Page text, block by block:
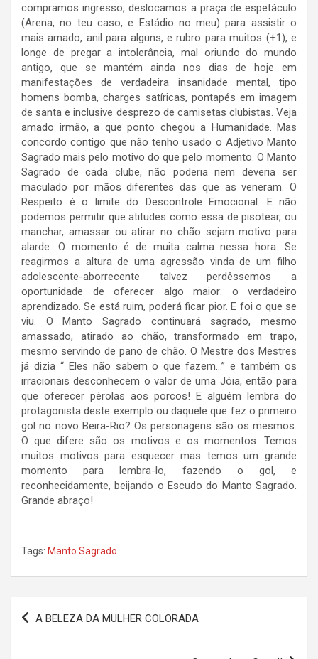
compramos ingresso, deslocamos a praça de espetáculo
(Arena, no teu caso, e Estádio no meu) para assistir o
mais amado, anil para alguns, e rubro para muitos (+1), e
longe de pregar a intolerância, mal oriundo do mundo
antigo, que se mantém ainda nos dias de hoje em
manifestações de verdadeira insanidade mental, tipo
homens bomba, charges satíricas, pontapés em imagem
de santa e inclusive desprezo de camisetas clubistas. Veja
amado irmão, a que ponto chegou a Humanidade. Mas
concordo contigo que não tenho usado o Adjetivo Manto
Sagrado mais pelo motivo do que pelo momento. O Manto
Sagrado de cada clube, não poderia nem deveria ser
maculado por mãos diferentes das que as veneram. O
Respeito é o limite do Descontrole Emocional. E não
podemos permitir que atitudes como essa de pisotear, ou
manchar, amassar ou atirar no chão sejam motivo para
alarde. O momento é de muita calma nessa hora. Se
reagirmos a altura de uma agressão vinda de um filho
adolescente-aborrecente talvez perdêssemos a
oportunidade de oferecer algo maior: o verdadeiro
aprendizado. Se está ruim, poderá ficar pior. E foi o que se
viu. O Manto Sagrado continuará sagrado, mesmo
amassado, atirado ao chão, transformado em trapo,
mesmo servindo de pano de chão. O Mestre dos Mestres
já dizia “ Eles não sabem o que fazem…” e também os
irracionais desconhecem o valor de uma Jóia, então para
que oferecer pérolas aos porcos! E alguém lembra do
protagonista deste exemplo ou daquele que fez o primeiro
gol no novo Beira-Rio? Os personagens são os mesmos.
O que difere são os motivos e os momentos. Temos
muitos motivos para esquecer mas temos um grande
momento para lembra-lo, fazendo o gol, e
reconhecidamente, beijando o Escudo do Manto Sagrado.
Grande abraço!
Tags: Manto Sagrado
Navegação
A BELEZA DA MULHER COLORADA